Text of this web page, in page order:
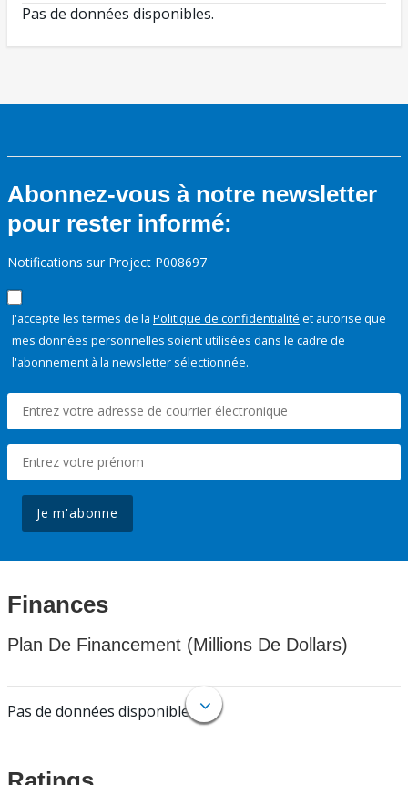
Pas de données disponibles.
Abonnez-vous à notre newsletter
pour rester informé:
Notifications sur Project P008697
J'accepte les termes de la Politique de confidentialité et autorise que
mes données personnelles soient utilisées dans le cadre de
l'abonnement à la newsletter sélectionnée.
Je m'abonne
Finances
Plan De Financement (Millions De Dollars)
Pas de données disponibles.